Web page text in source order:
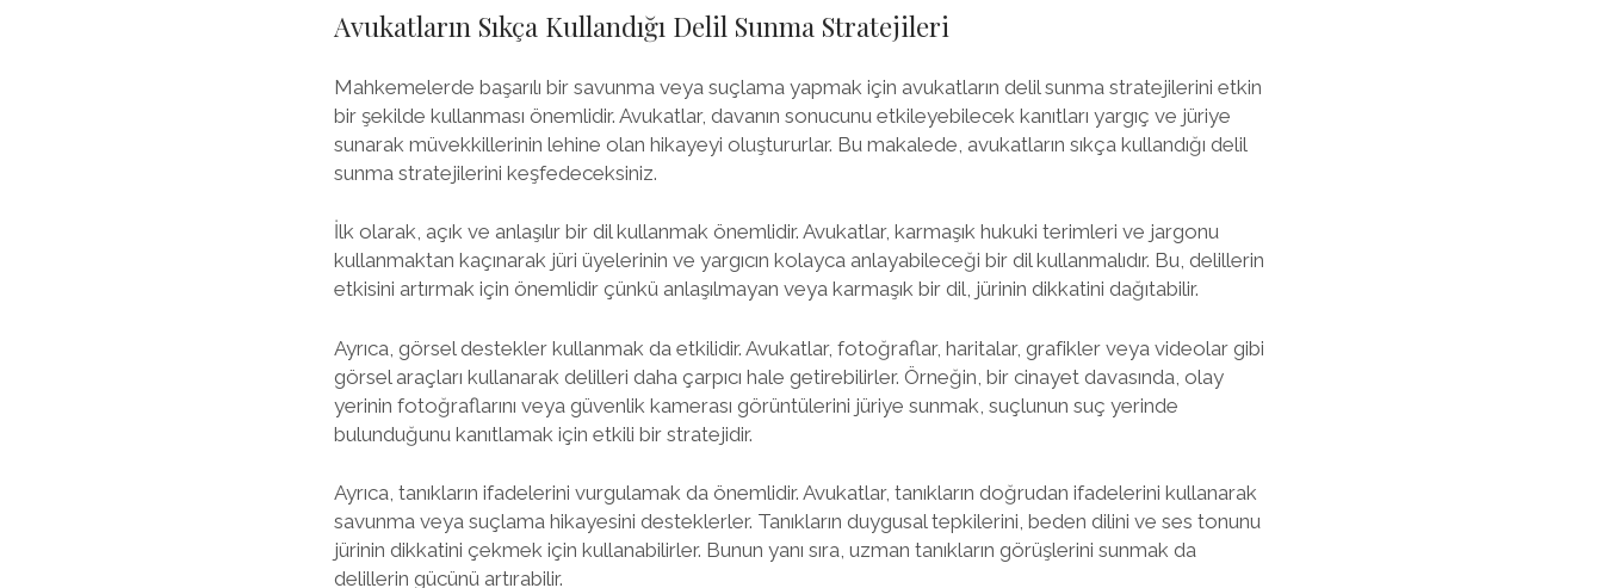
Avukatların Sıkça Kullandığı Delil Sunma Stratejileri
Mahkemelerde başarılı bir savunma veya suçlama yapmak için avukatların delil sunma stratejilerini etkin
bir şekilde kullanması önemlidir. Avukatlar, davanın sonucunu etkileyebilecek kanıtları yargıç ve jüriye
sunarak müvekkillerinin lehine olan hikayeyi oluştururlar. Bu makalede, avukatların sıkça kullandığı delil
sunma stratejilerini keşfedeceksiniz.
İlk olarak, açık ve anlaşılır bir dil kullanmak önemlidir. Avukatlar, karmaşık hukuki terimleri ve jargonu
kullanmaktan kaçınarak jüri üyelerinin ve yargıcın kolayca anlayabileceği bir dil kullanmalıdır. Bu, delillerin
etkisini artırmak için önemlidir çünkü anlaşılmayan veya karmaşık bir dil, jürinin dikkatini dağıtabilir.
Ayrıca, görsel destekler kullanmak da etkilidir. Avukatlar, fotoğraflar, haritalar, grafikler veya videolar gibi
görsel araçları kullanarak delilleri daha çarpıcı hale getirebilirler. Örneğin, bir cinayet davasında, olay
yerinin fotoğraflarını veya güvenlik kamerası görüntülerini jüriye sunmak, suçlunun suç yerinde
bulunduğunu kanıtlamak için etkili bir stratejidir.
Ayrıca, tanıkların ifadelerini vurgulamak da önemlidir. Avukatlar, tanıkların doğrudan ifadelerini kullanarak
savunma veya suçlama hikayesini desteklerler. Tanıkların duygusal tepkilerini, beden dilini ve ses tonunu
jürinin dikkatini çekmek için kullanabilirler. Bunun yanı sıra, uzman tanıkların görüşlerini sunmak da
delillerin gücünü artırabilir.